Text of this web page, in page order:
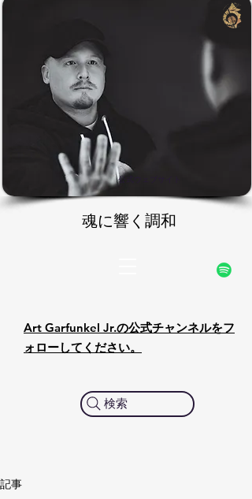
魂に響く調和
魂に響く調和
公式ウェブサイト
検索
Art Garfunkel Jr.の公式チャンネルをフ
ォローしてください。
記事